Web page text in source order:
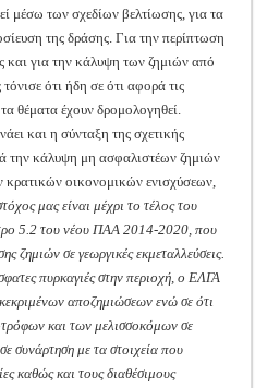
μέσω των σχεδίων βελτίωσης, για τα
της δράσης. Για την περίπτωση
για την κάλυψη των ζημιών από
ότι ήδη σε ότι αφορά τις
θέματα έχουν δρομολογηθεί.
και η σύνταξη της σχετικής
την κάλυψη μη ασφαλιστέων ζημιών
οικονομικών ενισχύσεων,
μας είναι μέχρι το τέλος του
5.2 του νέου ΠΑΑ 2014-2020, που
ζημιών σε γεωργικές εκμεταλλεύσεις.
πυρκαγιές στην περιοχή, ο ΕΛΓΑ
αποζημιώσεων ενώ σε ότι
και των μελισσοκόμων σε
συνάρτηση με τα στοιχεία που
καθώς και τους διαθέσιμους